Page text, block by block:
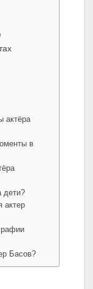
актёра
в
дети?
актер
Басов?